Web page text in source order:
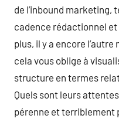
de l’inbound marketing,
cadence rédactionnel et
plus, il y a encore
cela vous oblige à
structure en termes
Quels sont leurs
pérenne et terriblement